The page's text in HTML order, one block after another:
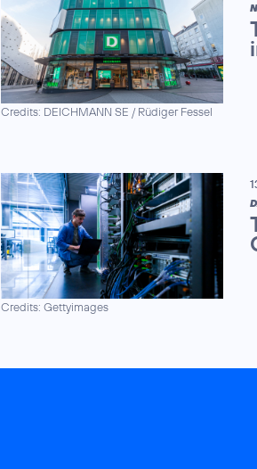
Credits: DEICHMANN SE / Rüdiger Fessel
Credits: Gettyimages